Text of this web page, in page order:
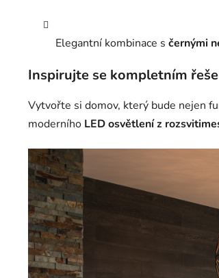
Elegantní kombinace s černými
Inspirujte se kompletním
Vytvořte si domov, který bude nejen
moderního LED osvětlení z